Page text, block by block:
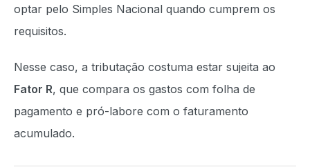
optar pelo Simples Nacional quando cumprem os
requisitos.
Nesse caso, a tributação costuma estar sujeita ao
Fator R, que compara os gastos com folha de
pagamento e pró-labore com o faturamento
acumulado.